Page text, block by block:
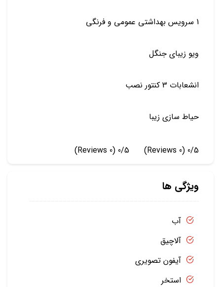
1 سرویس بهداشتی عمومی و فرنگی
ویو زیبای جنگل
انشعابات 3 کنتور نصب
حیاط سازی زیبا
0/5
(0 Reviews)
0/5
(0 Reviews)
ویژگی ها
آب
آلاچیق
آیفون تصویری
استخر